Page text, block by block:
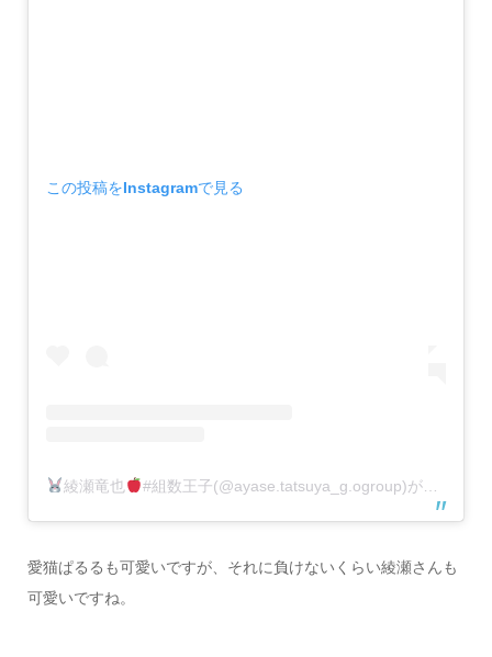
この投稿をInstagramで見る
綾瀬竜也 #組数王子(@ayase.tatsuya_g.ogroup)がシェアした投稿
愛猫ぱるるも可愛いですが、それに負けないくらい綾瀬さんも
可愛いですね。